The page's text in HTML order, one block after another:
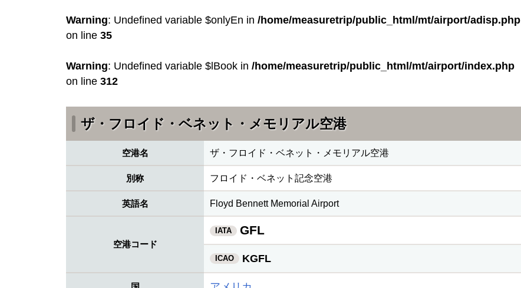
Warning: Undefined variable $onlyEn in /home/measuretrip/public_html/mt/airport/adisp.php
on line 35
Warning: Undefined variable $lBook in /home/measuretrip/public_html/mt/airport/index.php
on line 312
ザ・フロイド・ベネット・メモリアル空港
空港名 ザ・フロイド・ベネット・メモリアル空港
別称 フロイド・ベネット記念空港
英語名 Floyd Bennett Memorial Airport
空港コード
IATA GFL
ICAO KGFL